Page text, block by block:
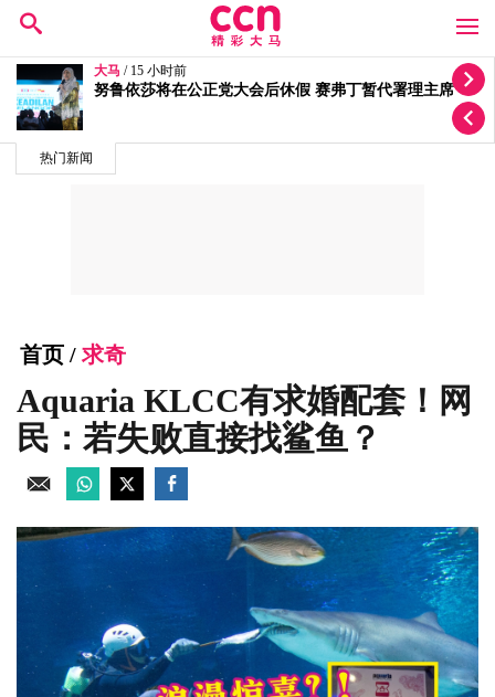
热门新闻
大马 / 18 小时前
质疑选区拨款变成公正党区部基金 李健聪促政府交代
首页 / 求奇
Aquaria KLCC有求婚配套！网
民：若失败直接找鲨鱼？